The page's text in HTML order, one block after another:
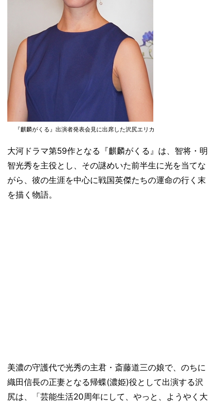
『麒麟がくる』出演者発表会見に出席した沢尻エリカ
大河ドラマ第59作となる『麒麟がくる』は、智将・明
智光秀を主役とし、その謎めいた前半生に光を当てな
がら、彼の生涯を中心に戦国英傑たちの運命の行く末
を描く物語。
美濃の守護代で光秀の主君・斎藤道三の娘で、のちに
織田信長の正妻となる帰蝶(濃姫)役として出演する沢
尻は、「芸能生活20周年にして、やっと、ようやく大